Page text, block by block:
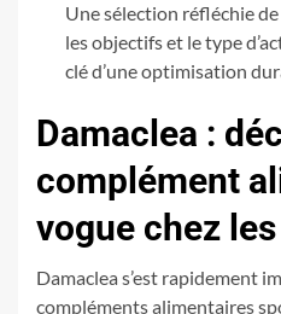
Une sélection réfléchie
les objectifs et le type
clé d’une optimisation
Damaclea :
complément
vogue chez
Damaclea s’est rapidement
compléments alimentaires